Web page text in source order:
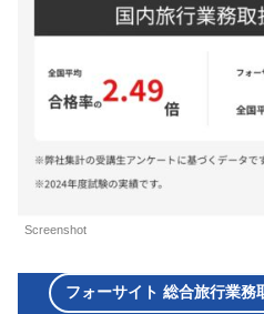
Screenshot
フォーサイト 総合旅行業務